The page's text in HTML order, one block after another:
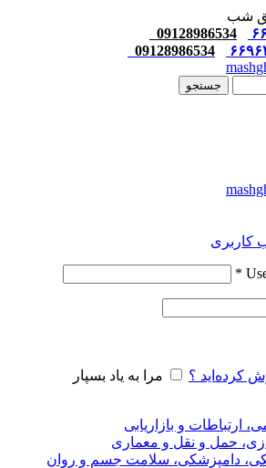
شب
09128986534
09128986534
جستجو
کاربری
*
کرده‌اید ؟
مرا به یاد بسپار
ارتباطات و بازاریابی
حمل و نقل و معماری
دامپزشکی، سلامت جسم و روان